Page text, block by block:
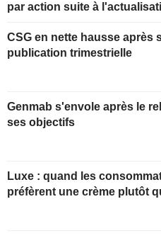
par action suite à
CSG en nette hausse après
publication trimestrielle
Genmab s'envole après le
ses objectifs
Luxe : quand les
préfèrent une crème plutôt